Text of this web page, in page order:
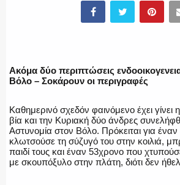
ΕΛΛΗΝΙΚΗ ΑΣΤΥΝΟΜΙΑ
ΠΥΡΟΣΒΕΣΤΙΚΗ
ΛΙΜΕΝΙΚΟ
Ακόμα δύο περιπτώσεις
Βόλο – Σοκάρουν οι περιγραφές
Καθημερινό σχεδόν φαινόμενο έχει γίνει
βία και την Κυριακή δύο άνδρες
Αστυνομία στον Βόλο. Πρόκειται για
κλωτσούσε τη σύζυγό του στην κοιλιά,
παιδί τους και έναν 53χρονο που
με σκουπόξυλο στην πλάτη, διότι δεν